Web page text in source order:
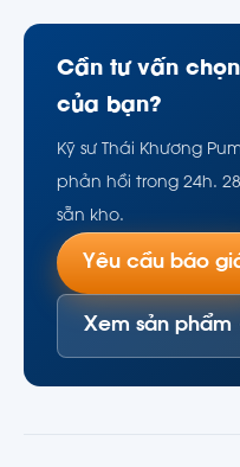
Cần tư vấn
của bạn?
Kỹ sư Thái Khương
phản hồi trong 24h.
sẵn kho.
Yêu cầu báo
Xem sản phẩm